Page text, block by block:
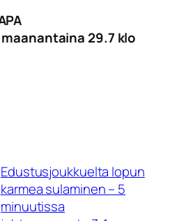
29.7 klo
Edustusjoukkuelta lopun
karmea sulaminen – 5
minuutissa